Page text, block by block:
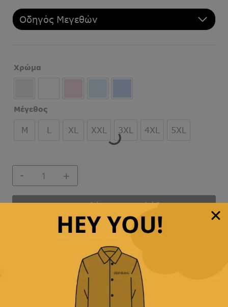
Οδηγός Μεγεθών
Χρώμα
Μέγεθος
M L XL XXL 3XL 4XL 5XL
ΜΟΝΟΧΡΩΜΟ
Προσθήκη στο καλάθι
& γρήγορη παράδοση
δωρεάν μεταφορικά με αγορές άνω των
όλες τις πιστωτικές αντικαταβολή